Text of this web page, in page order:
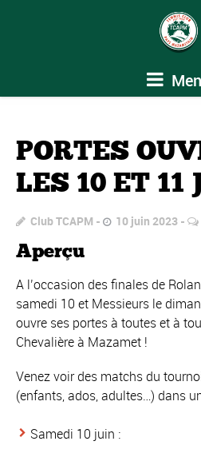
PORTES
LES 10 ET 11
Club TCAPM 10 juin 2023
Aperçu
A l’occasion des finales de
samedi 10 et Messieurs le
ouvre ses portes à toutes et à
Chevalière à Mazamet !
Venez voir des matchs du
(enfants, ados, adultes…) dans
Samedi 10 juin :